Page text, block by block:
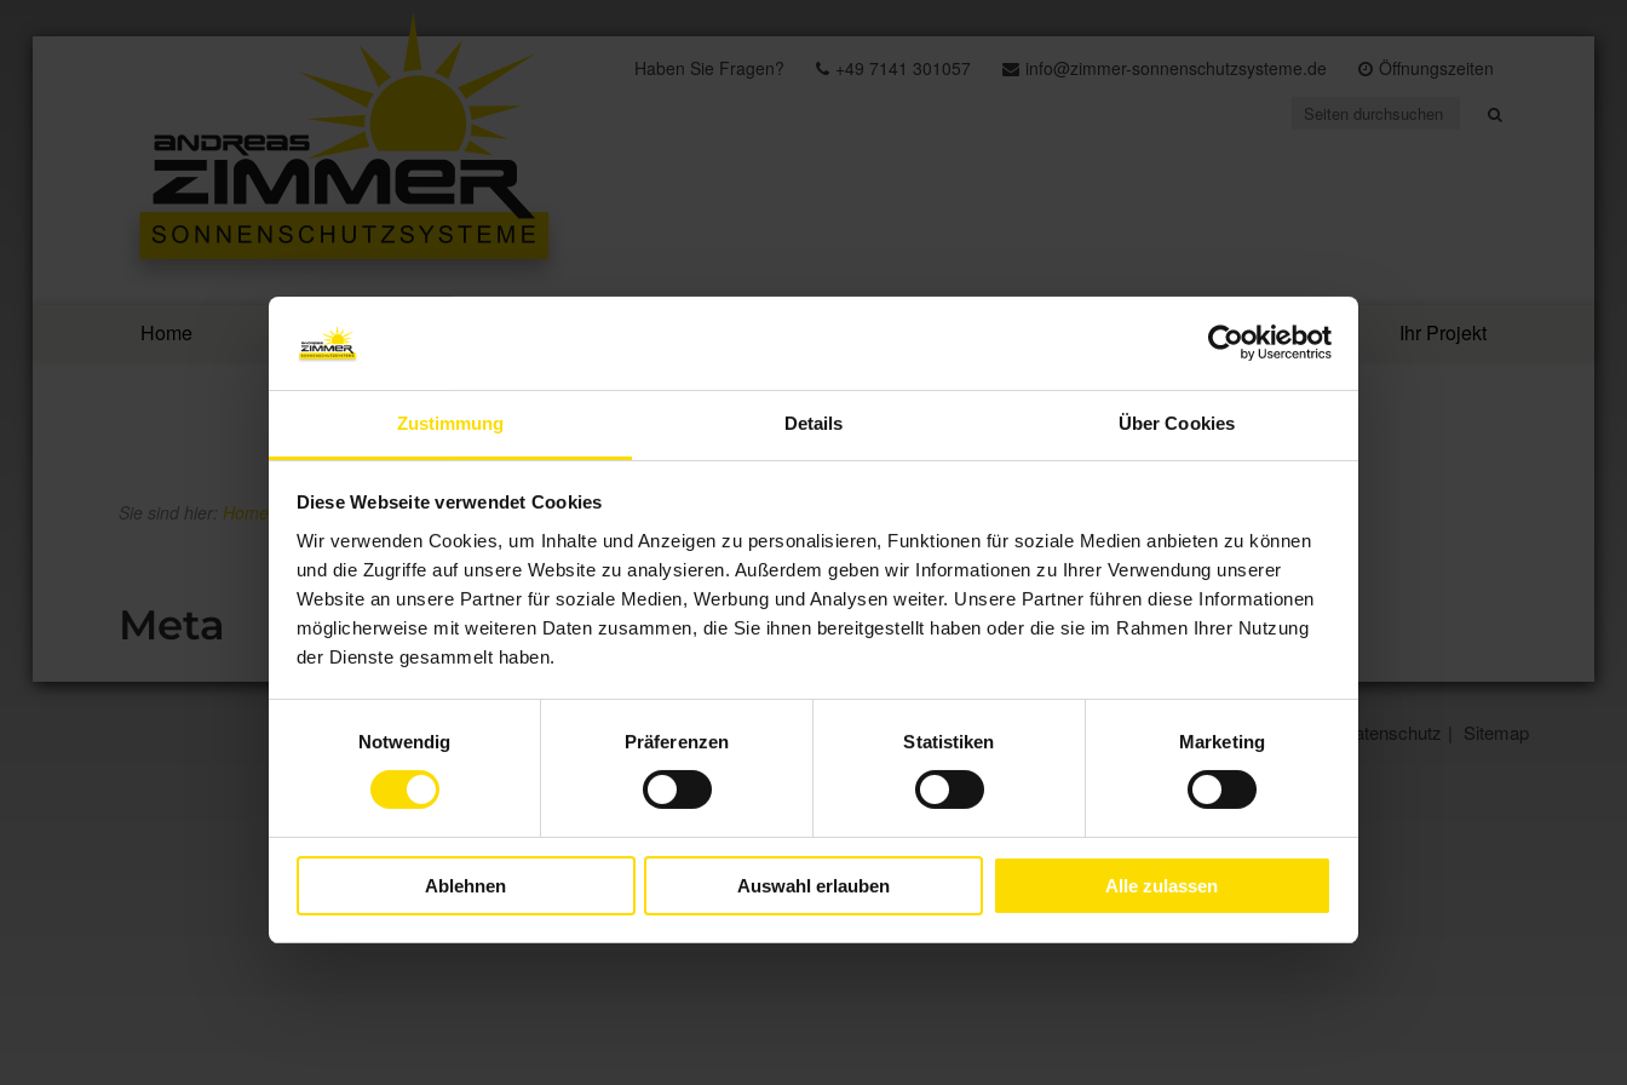
Zustimmung Details Über Cookies
Diese Webseite verwendet Cookies
Wir verwenden Cookies, um Inhalte und Anzeigen zu personalisieren, Funktionen für soziale Medien anbieten zu können
und die Zugriffe auf unsere Website zu analysieren. Außerdem geben wir Informationen zu Ihrer Verwendung unserer
Website an unsere Partner für soziale Medien, Werbung und Analysen weiter. Unsere Partner führen diese Informationen
möglicherweise mit weiteren Daten zusammen, die Sie ihnen bereitgestellt haben oder die sie im Rahmen Ihrer Nutzung
der Dienste gesammelt haben.
Notwendig
Präferenzen Statistiken Marketing
Ablehnen Auswahl erlauben Alle zulassen
Haben Sie Fragen? +49 7141 301057 info@zimmer-sonnenschutzsysteme.de Öffnungszeiten
Home Produkte Angebote Ihr Projekt
Sie sind hier: Home Meta
Meta
Impressum Datenschutz
Sitemap
Andreas Zimmer Sonnenschutzsysteme
Lichtenbergstraße 12